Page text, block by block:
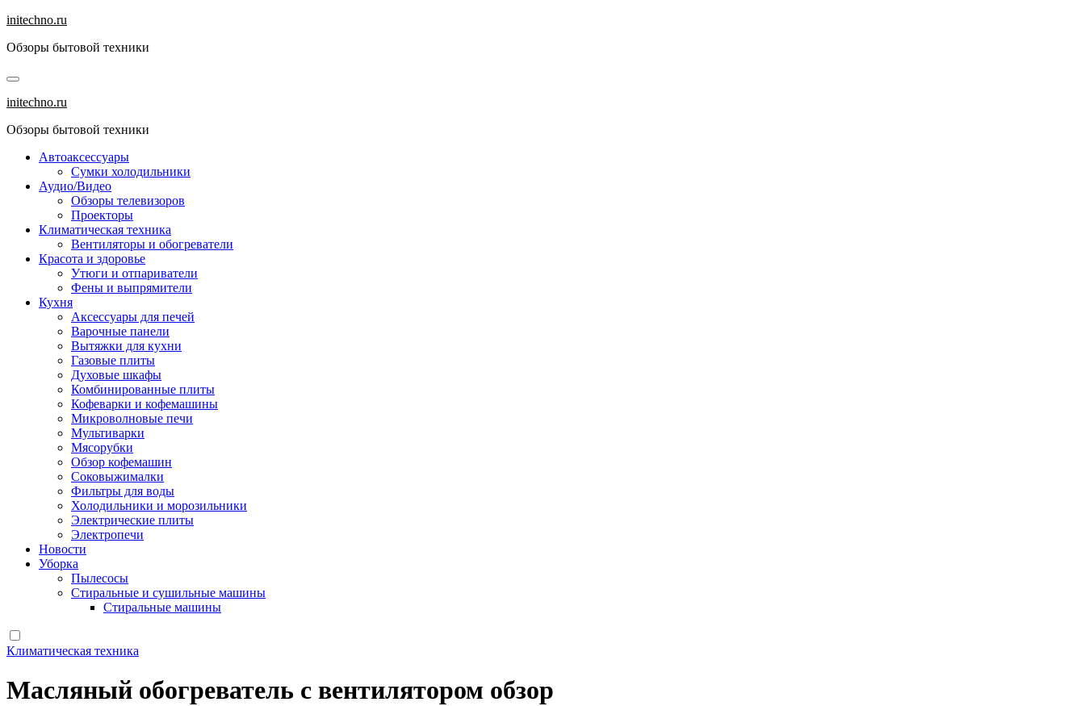
Перейти
содержанию
initechno.ru
Обзоры бытовой техники
initechno.ru
Обзоры бытовой техники
Автоаксессуары
Сумки холодильники
Аудио/Видео
Обзоры телевизоров
Проекторы
Климатическая техника
Вентиляторы и обогреватели
Красота и здоровье
Утюги и отпариватели
Фены и выпрямители
Кухня
Аксессуары для печей
Варочные панели
Вытяжки для кухни
Газовые плиты
Духовые шкафы
Комбинированные плиты
Кофеварки и кофемашины
Микроволновые печи
Мультиварки
Мясорубки
Обзор кофемашин
Соковыжималки
Фильтры для воды
Холодильники и морозильники
Электрические плиты
Электропечи
Новости
Уборка
Пылесосы
Стиральные и сушильные машины
Стиральные машины
Климатическая техника
Масляный обогреватель с вентилятором обзор